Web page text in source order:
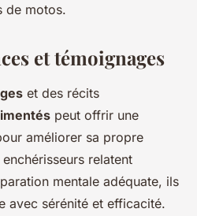
de motos.
et témoignages
et des récits
peut offrir une
améliorer sa propre
relatent
mentale adéquate, ils
avec sérénité et efficacité.